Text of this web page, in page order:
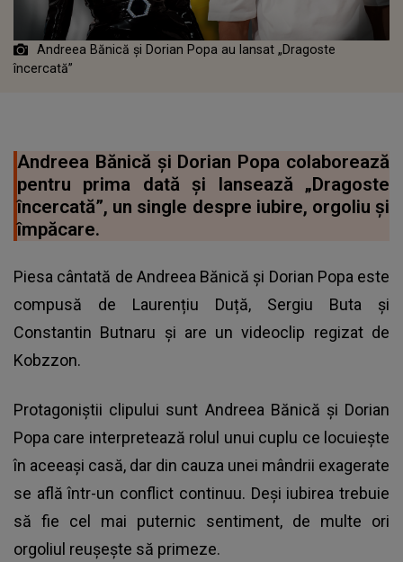
Andreea Bănică și Dorian Popa au lansat „Dragoste
încercată”
Andreea Bănică și Dorian Popa colaborează
pentru prima dată și lansează „Dragoste
încercată”, un single despre iubire, orgoliu și
împăcare.
Piesa cântată de Andreea Bănică și Dorian Popa este
compusă de Laurențiu Duță, Sergiu Buta și
Constantin Butnaru și are un videoclip regizat de
Kobzzon.
Protagoniștii clipului sunt Andreea Bănică și Dorian
Popa care interpretează rolul unui cuplu ce locuiește
în aceeași casă, dar din cauza unei mândrii exagerate
se află într-un conflict continuu. Deși iubirea trebuie
să fie cel mai puternic sentiment, de multe ori
orgoliul reușește să primeze.